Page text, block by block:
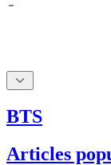
BTS
Articles